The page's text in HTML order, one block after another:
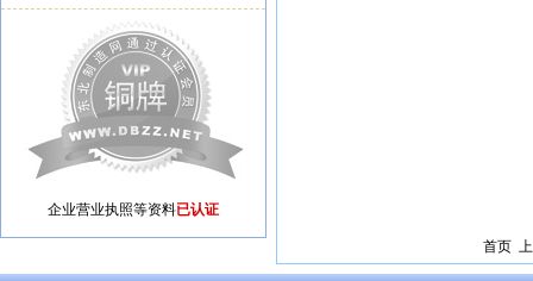
企业营业执照等资料已认证
首页